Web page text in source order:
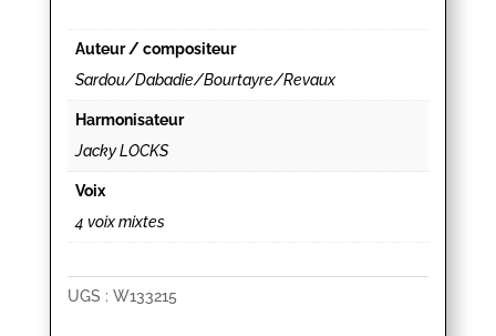
Auteur / compositeur
Sardou/Dabadie/Bourtayre/Revaux
Harmonisateur
Jacky LOCKS
Voix
4 voix mixtes
UGS : W133215